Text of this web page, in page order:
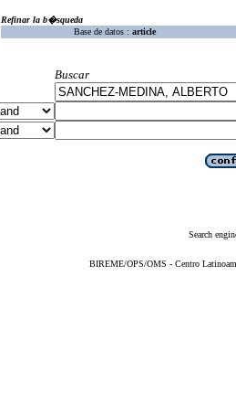
Refinar la b�squeda
Base de datos : article
Buscar
Search
BIREME/OPS/OMS - Centro